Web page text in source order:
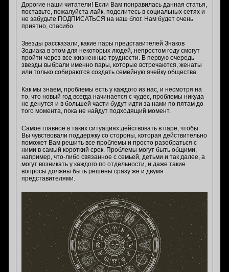
Дорогие наши читатели! Если Вам понравилась данная статья,
поставьте, пожалуйста лайк, поделитесь в социальных сетях и
не забудьте ПОДПИСАТЬСЯ на наш блог. Нам будет очень
приятно, спасибо.
Звезды рассказали, какие пары представителей Знаков
Зодиака в этом для некоторых людей, непростом году смогут
пройти через все жизненные трудности. В первую очередь
звезды выбрали именно пары, которые встречаются, женаты
или только собираются создать семейную ячейку общества.
Как мы знаем, проблемы есть у каждого из нас, и несмотря на
то, что новый год всегда начинается с чудес, проблемы никуда
не денутся и в большей части будут идти за нами по пятам до
того момента, пока не найдут подходящий момент.
Самое главное в таких ситуациях действовать в паре, чтобы
Вы чувствовали поддержку со стороны, которая действительно
поможет Вам решить все проблемы и просто разобраться с
ними в самый короткий срок. Проблемы могут быть общими,
например, что-либо связанное с семьей, детьми и так далее, а
могут возникать у каждого по отдельности, и даже такие
вопросы должны быть решены сразу же и двумя
представителями.